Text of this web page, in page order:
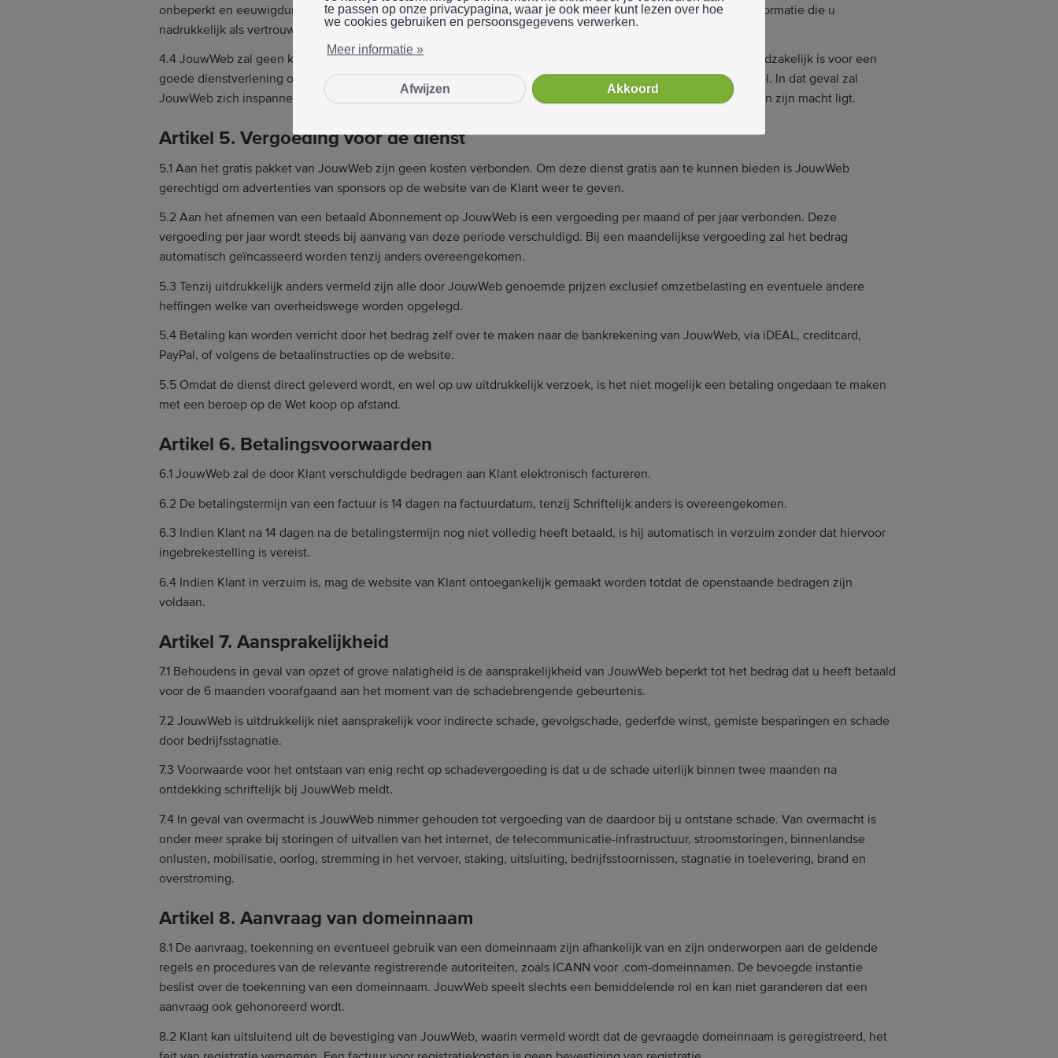
onbeperkt en eeuwigdurend gebruiksrecht deze informatie te gebruiken voor de dienst. Dit geldt niet voor informatie die u
nadrukkelijk als vertrouwelijk markeert.
4.4 JouwWeb zal geen kennis nemen van gegevens die u opslaat en/of verspreidt via JouwWeb, tenzij dit noodzakelijk is voor een
goede dienstverlening of JouwWeb daartoe verplicht is krachtens een wettelijke bepaling of gerechtelijk bevel. In dat geval zal
JouwWeb zich inspannen de kennisname van de gegevens zo veel mogelijk te beperken, voor zover dit binnen zijn macht ligt.
Artikel 5. Vergoeding voor de dienst
5.1 Aan het gratis pakket van JouwWeb zijn geen kosten verbonden. Om deze dienst gratis aan te kunnen bieden is JouwWeb
gerechtigd om advertenties van sponsors op de website van de Klant weer te geven.
5.2 Aan het afnemen van een betaald Abonnement op JouwWeb is een vergoeding per maand of per jaar verbonden. Deze
vergoeding per jaar wordt steeds bij aanvang van deze periode verschuldigd. Bij een maandelijkse vergoeding zal het bedrag
automatisch geïncasseerd worden tenzij anders overeengekomen.
5.3 Tenzij uitdrukkelijk anders vermeld zijn alle door JouwWeb genoemde prijzen exclusief omzetbelasting en eventuele andere
heffingen welke van overheidswege worden opgelegd.
5.4 Betaling kan worden verricht door het bedrag zelf over te maken naar de bankrekening van JouwWeb, via iDEAL, creditcard,
PayPal, of volgens de betaalinstructies op de website.
5.5 Omdat de dienst direct geleverd wordt, en wel op uw uitdrukkelijk verzoek, is het niet mogelijk een betaling ongedaan te maken
met een beroep op de Wet koop op afstand.
Artikel 6. Betalingsvoorwaarden
6.1 JouwWeb zal de door Klant verschuldigde bedragen aan Klant elektronisch factureren.
6.2 De betalingstermijn van een factuur is 14 dagen na factuurdatum, tenzij Schriftelijk anders is overeengekomen.
6.3 Indien Klant na 14 dagen na de betalingstermijn nog niet volledig heeft betaald, is hij automatisch in verzuim zonder dat hiervoor
ingebrekestelling is vereist.
6.4 Indien Klant in verzuim is, mag de website van Klant ontoegankelijk gemaakt worden totdat de openstaande bedragen zijn
voldaan.
Artikel 7. Aansprakelijkheid
7.1 Behoudens in geval van opzet of grove nalatigheid is de aansprakelijkheid van JouwWeb beperkt tot het bedrag dat u heeft betaald
voor de 6 maanden voorafgaand aan het moment van de schadebrengende gebeurtenis.
7.2 JouwWeb is uitdrukkelijk niet aansprakelijk voor indirecte schade, gevolgschade, gederfde winst, gemiste besparingen en schade
door bedrijfsstagnatie.
7.3 Voorwaarde voor het ontstaan van enig recht op schadevergoeding is dat u de schade uiterlijk binnen twee maanden na
ontdekking schriftelijk bij JouwWeb meldt.
7.4 In geval van overmacht is JouwWeb nimmer gehouden tot vergoeding van de daardoor bij u ontstane schade. Van overmacht is
onder meer sprake bij storingen of uitvallen van het internet, de telecommunicatie-infrastructuur, stroomstoringen, binnenlandse
onlusten, mobilisatie, oorlog, stremming in het vervoer, staking, uitsluiting, bedrijfsstoornissen, stagnatie in toelevering, brand en
overstroming.
Artikel 8. Aanvraag van domeinnaam
8.1 De aanvraag, toekenning en eventueel gebruik van een domeinnaam zijn afhankelijk van en zijn onderworpen aan de geldende
regels en procedures van de relevante registrerende autoriteiten, zoals ICANN voor .com-domeinnamen. De bevoegde instantie
beslist over de toekenning van een domeinnaam. JouwWeb speelt slechts een bemiddelende rol en kan niet garanderen dat een
aanvraag ook gehonoreerd wordt.
8.2 Klant kan uitsluitend uit de bevestiging van JouwWeb, waarin vermeld wordt dat de gevraagde domeinnaam is geregistreerd, het
te passen op onze privacypagina, waar je ook meer kunt lezen over hoe
we cookies gebruiken en persoonsgegevens verwerken.
Meer informatie »
Afwijzen Akkoord